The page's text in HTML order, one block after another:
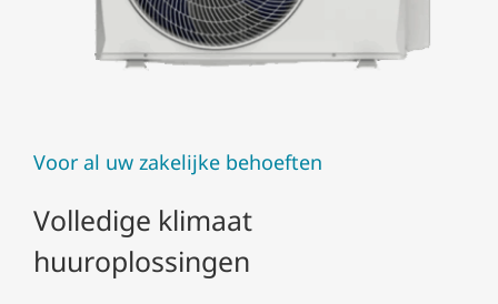
Voor al uw zakelijke behoeften
Volledige klimaat
huuroplossingen